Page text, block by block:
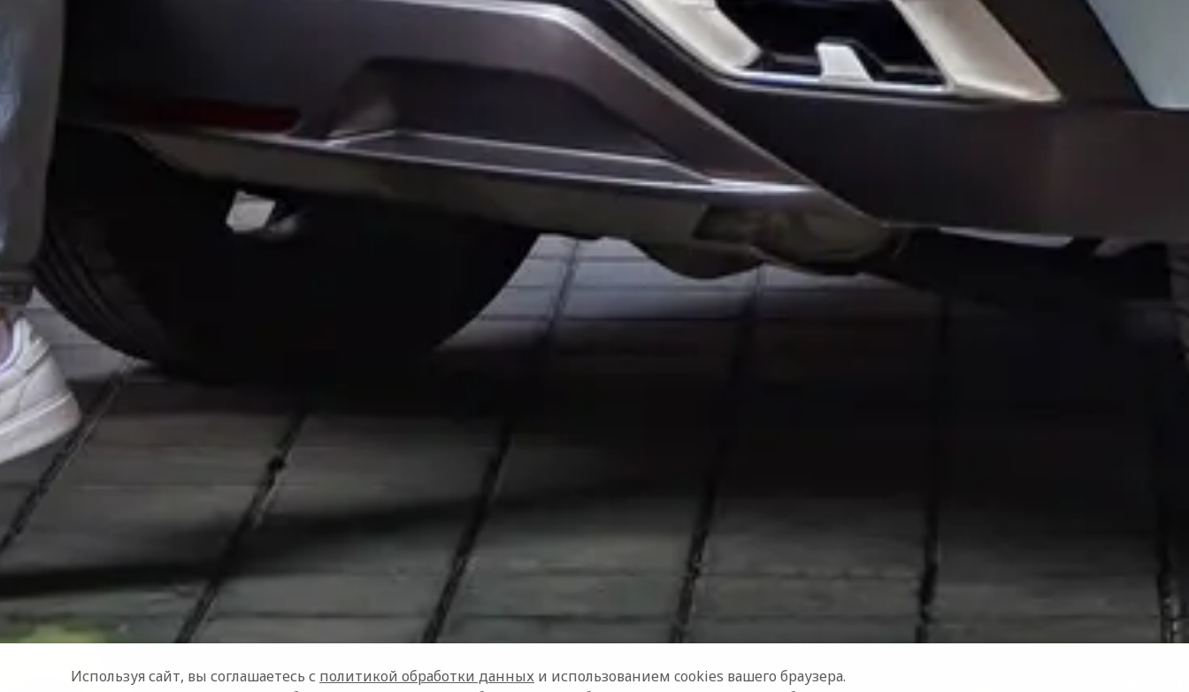
Используя сайт, вы соглашаетесь с политикой обработки данных и использованием cookies вашего браузера.